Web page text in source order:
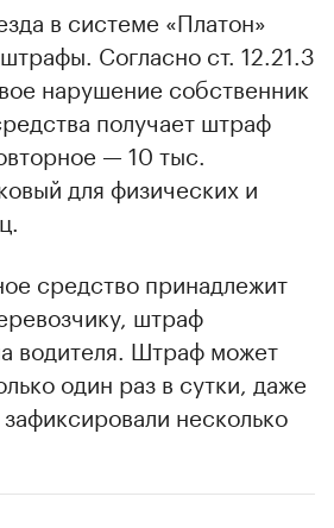
в системе «Платон»
Согласно ст. 12.21.3
нарушение собственник
получает штраф
— 10 тыс.
для физических и
средство принадлежит
штраф
водителя. Штраф может
один раз в сутки, даже
несколько